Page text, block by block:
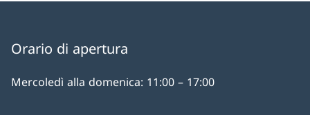
Orario di apertura
Mercoledì alla domenica: 11:00 – 17:00